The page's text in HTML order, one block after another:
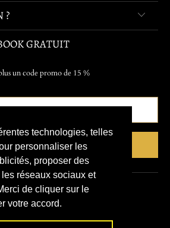
technologies, telles
personnaliser les
proposer des
réseaux sociaux et
de cliquer sur le
votre accord.
?
GRATUIT
un code promo de 15 %
2026 Refuge Du Pirate.